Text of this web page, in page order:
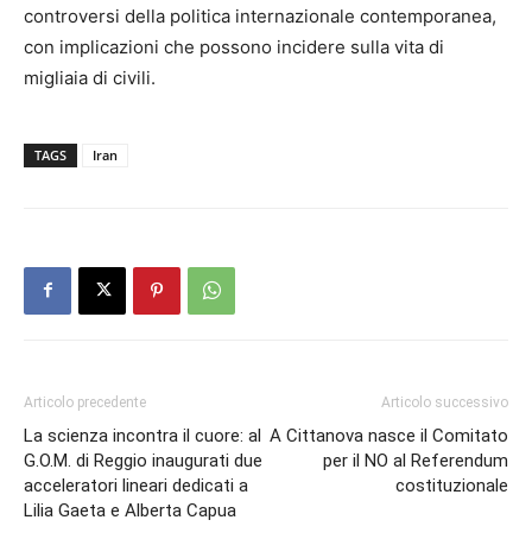
controversi della politica internazionale contemporanea,
con implicazioni che possono incidere sulla vita di
migliaia di civili.
TAGS Iran
Articolo precedente
La scienza incontra il cuore: al
G.O.M. di Reggio inaugurati due
acceleratori lineari dedicati a
Lilia Gaeta e Alberta Capua
Articolo successivo
A Cittanova nasce il Comitato
per il NO al Referendum
costituzionale